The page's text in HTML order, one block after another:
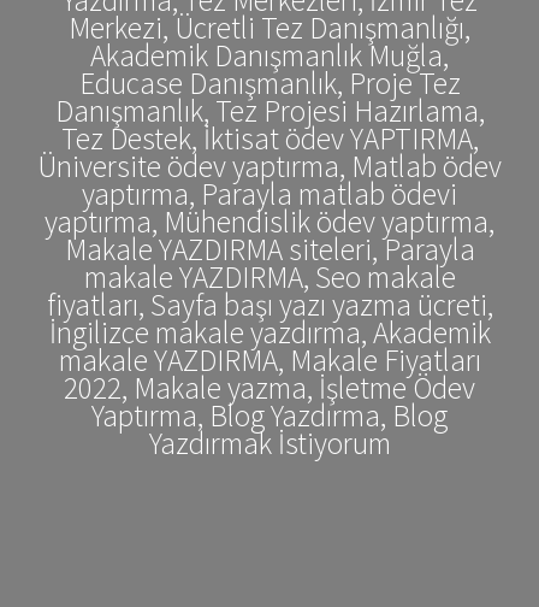
Merkezi, Ücretli Tez Danışmanlığı,
Akademik Danışmanlık Muğla,
Educase Danışmanlık, Proje Tez
Danışmanlık, Tez Projesi Hazırlama,
Tez Destek, İktisat ödev YAPTIRMA,
Üniversite ödev yaptırma, Matlab ödev
yaptırma, Parayla matlab ödevi
yaptırma, Mühendislik ödev yaptırma,
Makale YAZDIRMA siteleri, Parayla
makale YAZDIRMA, Seo makale
fiyatları, Sayfa başı yazı yazma ücreti,
İngilizce makale yazdırma, Akademik
makale YAZDIRMA, Makale Fiyatları
2022, Makale yazma, İşletme Ödev
Yaptırma, Blog Yazdırma, Blog
Yazdırmak İstiyorum